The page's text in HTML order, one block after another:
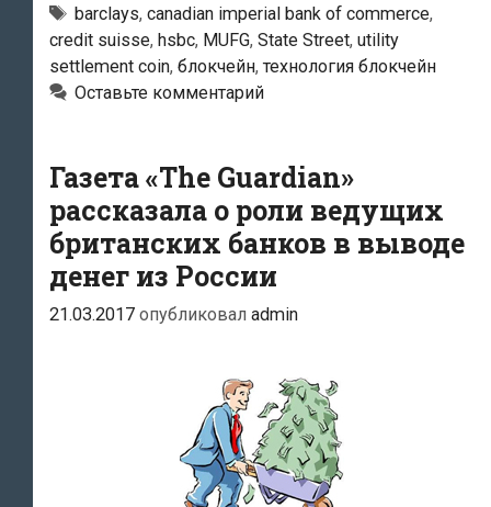
мира
работают
над
созданием
Тэги
barclays, canadian imperial bank of commerce,
credit suisse, hsbc, MUFG, State Street, utility
settlement coin, блокчейн,технология блокчейн
Оставьте комментарий
Газета «The Guardian»
рассказала о роли ведущих
британских банков в выводе
денег из России
21.03.2017 опубликовал admin